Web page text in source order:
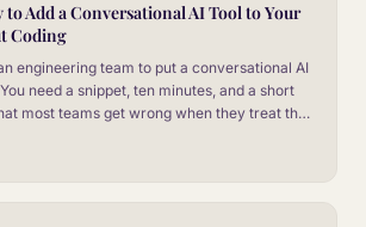
to Add a Conversational AI Tool to Your
Coding
engineering team to put a conversational AI
need a snippet, ten minutes, and a short
most teams get wrong when they treat this